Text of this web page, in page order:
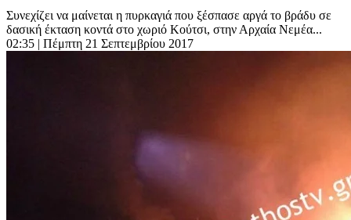
Συνεχίζει να μαίνεται η πυρκαγιά που ξέσπασε αργά το βράδυ σε
δασική έκταση κοντά στο χωριό Κούτσι, στην Αρχαία Νεμέα...
02:35 | Πέμπτη 21 Σεπτεμβρίου 2017